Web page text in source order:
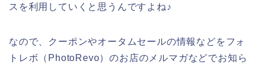
スを利用していくと思うんですよね♪
なので、クーポンやオータムセールの情報などをフォ
トレボ（PhotoRevo）のお店のメルマガなどでお知ら